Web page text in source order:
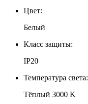
Цвет:
Белый
Класс защиты:
IP20
Температура света:
Тёплый 3000 K